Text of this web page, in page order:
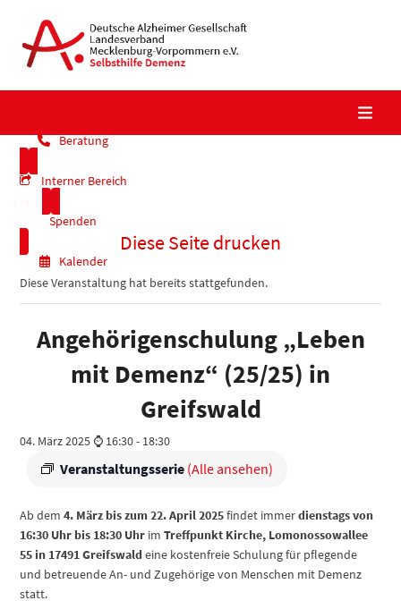
content
Beratung
Interner Bereich
Spenden
Kalender
Diese Seite drucken
Diese Veranstaltung hat bereits stattgefunden.
Angehörigenschulung „Leben
mit Demenz“ (25/25) in
Greifswald
04. März 2025 ⌚ 16:30- 18:30
Veranstaltungsserie (Alle ansehen)
Ab dem 4. März bis zum 22. April 2025findet immerdienstags von
16:30 Uhr bis 18:30 Uhr imTreffpunkt Kirche, Lomonossowallee
55 in 17491 Greifswald eine kostenfreie Schulung für pflegende
und betreuende An- und Zugehörige von Menschen mit Demenz
statt.